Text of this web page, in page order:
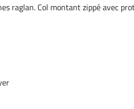
raglan. Col montant zippé avec